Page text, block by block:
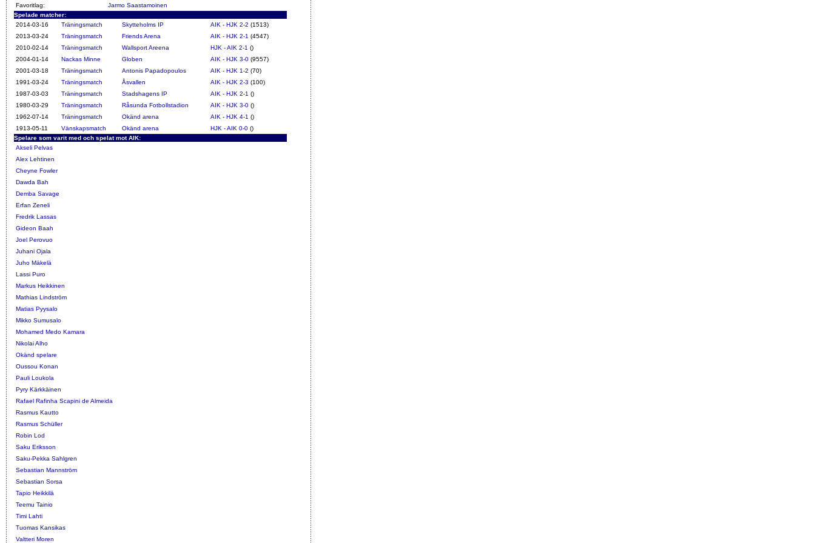
Favoritlag:
Jarmo Saastamoinen
Spelade matcher:
2014-03-16
Träningsmatch Skytteholms IP AIK - HJK 2-2 (1513)
2013-03-24
Träningsmatch Friends Arena AIK - HJK 2-1 (4547)
2010-02-14
Träningsmatch Wallsport Areena HJK - AIK 2-1 ()
2004-01-14
Nackas Minne Globen AIK - HJK 3-0 (9557)
2001-03-18
Träningsmatch Antonis Papadopoulos AIK - HJK 1-2 (70)
1991-03-24
Träningsmatch Åsvallen AIK - HJK 2-3 (100)
1987-03-03
Träningsmatch Stadshagens IP AIK - HJK 2-1 ()
1980-03-29
Träningsmatch Råsunda Fotbollstadion AIK - HJK 3-0 ()
1962-07-14
Träningsmatch Okänd arena AIK - HJK 4-1 ()
1913-05-11
Vänskapsmatch Okänd arena HJK - AIK 0-0 ()
Spelare som varit med och spelat mot AIK:
Akseli Pelvas
Alex Lehtinen
Cheyne Fowler
Dawda Bah
Demba Savage
Erfan Zeneli
Fredrik Lassas
Gideon Baah
Joel Perovuo
Juhani Ojala
Juho Mäkelä
Lassi Puro
Markus Heikkinen
Mathias Lindström
Matias Pyysalo
Mikko Sumusalo
Mohamed Medo Kamara
Nikolai Alho
Okänd spelare
Oussou Konan
Pauli Loukola
Pyry Kärkkäinen
Rafael Rafinha Scapini de Almeida
Rasmus Kautto
Rasmus Schüller
Robin Lod
Saku Eriksson
Saku-Pekka Sahlgren
Sebastian Mannström
Sebastian Sorsa
Tapio Heikkilä
Teemu Tainio
Timi Lahti
Tuomas Kansikas
Valtteri Moren